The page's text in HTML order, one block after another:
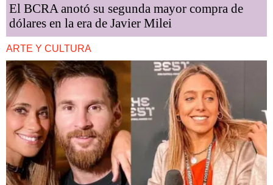
El BCRA anotó su segunda mayor compra de
dólares en la era de Javier Milei
ARTE Y CULTURA